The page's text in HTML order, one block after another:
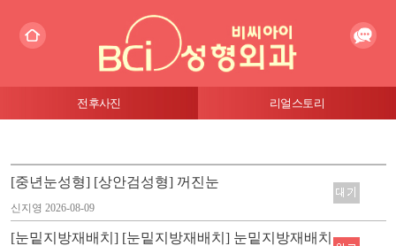
전후사진 리얼스토리
[중년눈성형] [상안검성형] 꺼진눈
신지영 2026-08-09
[눈밑지방재배치] [눈밑지방재배치] 눈밑지방재배치